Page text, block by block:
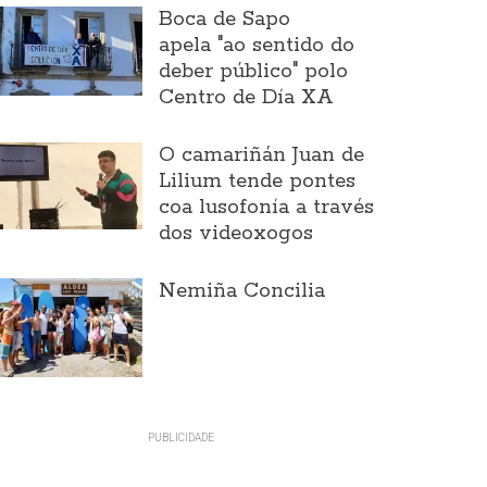
Boca de Sapo
apela "ao sentido do
deber público" polo
Centro de Día XA
O camariñán Juan de
Lilium tende pontes
coa lusofonía a través
dos videoxogos
Nemiña Concilia